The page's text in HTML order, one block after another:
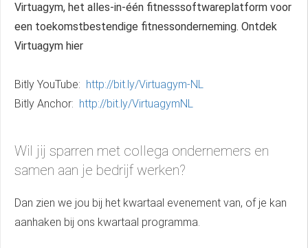
Virtuagym, het alles-in-één fitnesssoftwareplatform voor
een toekomstbestendige fitnessonderneming. Ontdek
Virtuagym hier
Bitly YouTube: http://bit.ly/Virtuagym-NL
Bitly Anchor: http://bit.ly/VirtuagymNL
Wil jij sparren met collega ondernemers en
samen aan je bedrijf werken?
Dan zien we jou bij het kwartaal evenement van, of je kan
aanhaken bij ons kwartaal programma.